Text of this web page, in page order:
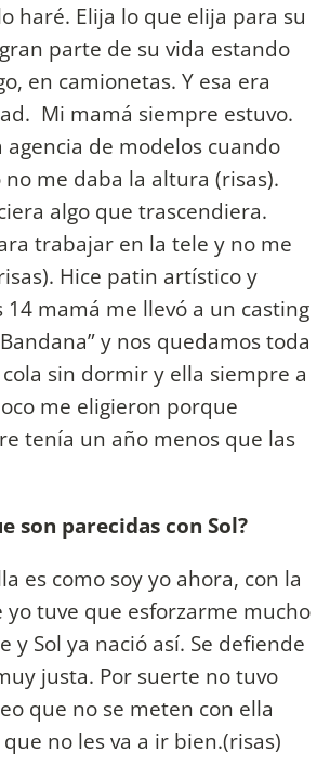
haré. Elija lo que elija para su
parte de su vida estando
en camionetas. Y esa era
Mi mamá siempre estuvo.
agencia de modelos cuando
me daba la altura (risas).
algo que trascendiera.
trabajar en la tele y no me
Hice patin artístico y
14 mamá me llevó a un casting
y nos quedamos toda
sin dormir y ella siempre a
me eligieron porque
tenía un año menos que las
son parecidas con Sol?
es como soy yo ahora, con la
tuve que esforzarme mucho
y Sol ya nació así. Se defiende
justa. Por suerte no tuvo
que no se meten con ella
no les va a ir bien.(risas)